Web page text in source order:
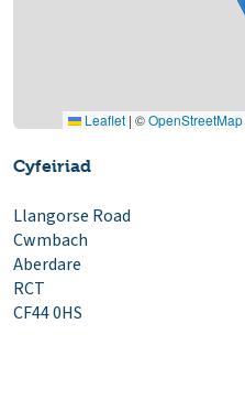
Leaflet | ©OpenStreetMap
Cyfeiriad
Llangorse Road
Cwmbach
Aberdare
RCT
CF44 0HS